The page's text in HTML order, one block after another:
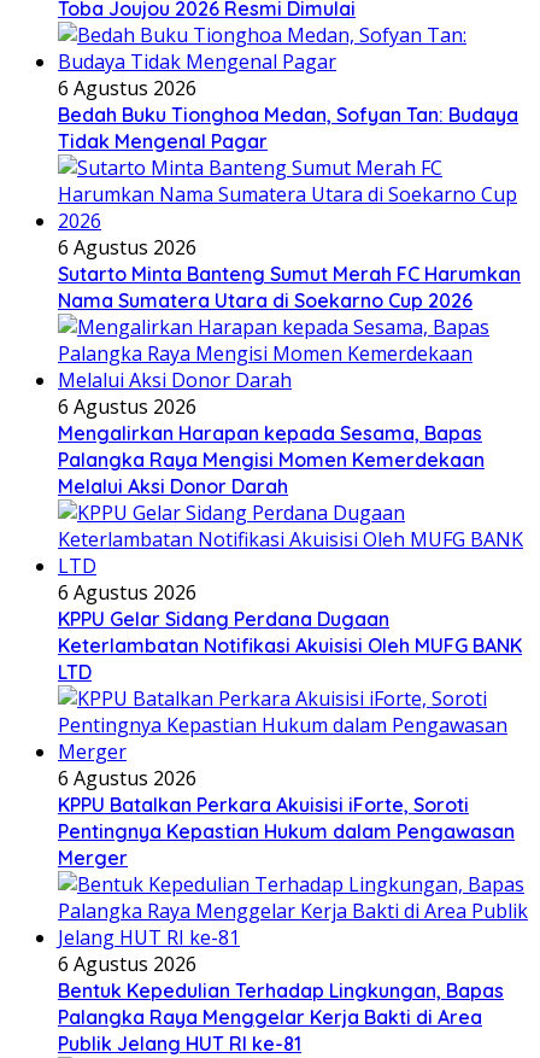
Toba Joujou 2026 Resmi Dimulai
6 Agustus 2026
Bedah Buku Tionghoa Medan, Sofyan Tan: Budaya
Tidak Mengenal Pagar
6 Agustus 2026
Sutarto Minta Banteng Sumut Merah FC Harumkan
Nama Sumatera Utara di Soekarno Cup 2026
6 Agustus 2026
Mengalirkan Harapan kepada Sesama, Bapas
Palangka Raya Mengisi Momen Kemerdekaan
Melalui Aksi Donor Darah
6 Agustus 2026
KPPU Gelar Sidang Perdana Dugaan
Keterlambatan Notifikasi Akuisisi Oleh MUFG BANK
LTD
6 Agustus 2026
KPPU Batalkan Perkara Akuisisi iForte, Soroti
Pentingnya Kepastian Hukum dalam Pengawasan
Merger
6 Agustus 2026
Bentuk Kepedulian Terhadap Lingkungan, Bapas
Palangka Raya Menggelar Kerja Bakti di Area
Publik Jelang HUT RI ke-81